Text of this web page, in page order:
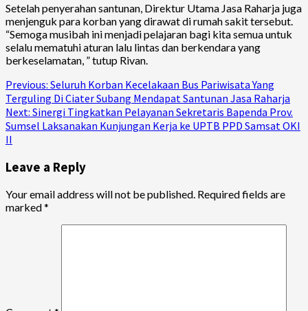
Setelah penyerahan santunan, Direktur Utama Jasa Raharja juga
menjenguk para korban yang dirawat di rumah sakit tersebut.
“Semoga musibah ini menjadi pelajaran bagi kita semua untuk
selalu mematuhi aturan lalu lintas dan berkendara yang
berkeselamatan, ” tutup Rivan.
Continue
Reading
Previous: Seluruh Korban Kecelakaan Bus Pariwisata Yang
Terguling Di Ciater Subang Mendapat Santunan Jasa Raharja
Next: Sinergi Tingkatkan Pelayanan Sekretaris Bapenda Prov.
Sumsel Laksanakan Kunjungan Kerja ke UPTB PPD Samsat OKI
II
Leave a Reply
Your email address will not be published. Required fields are
marked*